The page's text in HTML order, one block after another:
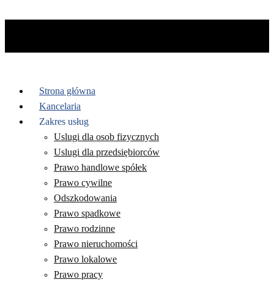
Strona główna
Kancelaria
Zakres usług
Uslugi dla osob fizycznych
Uslugi dla przedsiębiorców
Prawo handlowe spółek
Prawo cywilne
Odszkodowania
Prawo spadkowe
Prawo rodzinne
Prawo nieruchomości
Prawo lokalowe
Prawo pracy